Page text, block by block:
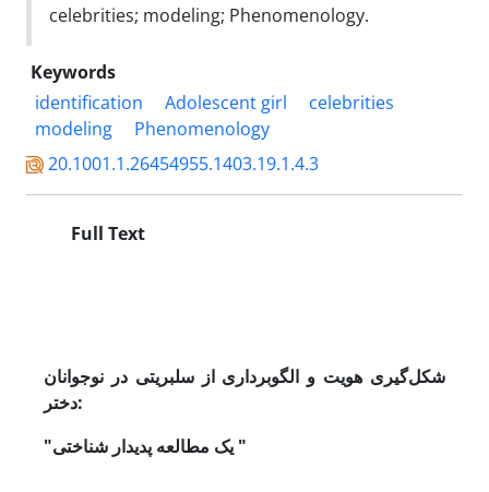
celebrities; modeling; Phenomenology.
Keywords
identification
Adolescent girl
celebrities
modeling
Phenomenology
20.1001.1.26454955.1403.19.1.4.3
Full Text
شکل‌گیری هویت و الگوبرداری از سلبریتی در نوجوانان
دختر:
"
"